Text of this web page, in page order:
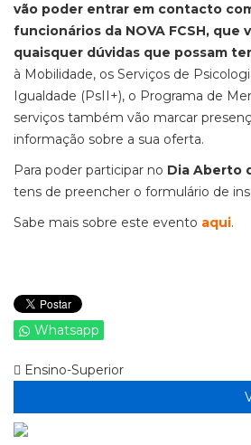
vão poder entrar em contacto
funcionários da NOVA FCSH, que
quaisquer dúvidas que possam
à Mobilidade, os Serviços de
Igualdade (PsII+), o Programa de
serviços também vão marcar
informação sobre a sua oferta.
Para poder participar no Dia Aberto
tens de preencher o formulário de
Sabe mais sobre este evento aqui.
Whatsapp
Ensino-Superior